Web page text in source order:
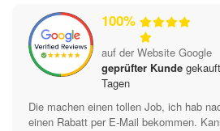
100%
auf der Website Google
geprüfter Kunde
Tagen
Die machen einen tollen Job, ich hab
einen Rabatt per E-Mail bekommen.